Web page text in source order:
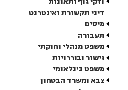
דיני תקשורת ואינטרנט
מיסים
תעבורה
משפט מנהלי וחוקתי
גישור ובוררויות
משפט בינלאומי
צבא ומשרד הבטחון